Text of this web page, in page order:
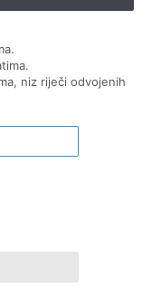
niz riječi odvojenih